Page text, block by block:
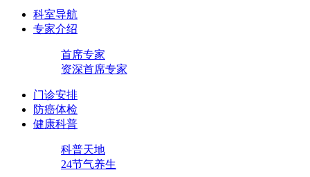
科室导航
专家介绍
首席专家
资深首席专家
门诊安排
防癌体检
健康科普
科普天地
24节气养生